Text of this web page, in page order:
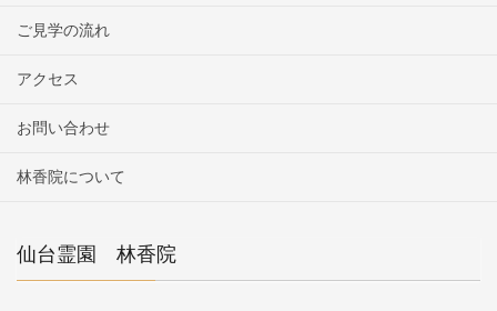
ご見学の流れ
アクセス
お問い合わせ
林香院について
仙台霊園 林香院